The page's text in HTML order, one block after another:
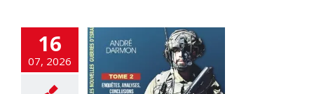
16
07, 2026
paraitre 7
les Nouvelles
Tome 2